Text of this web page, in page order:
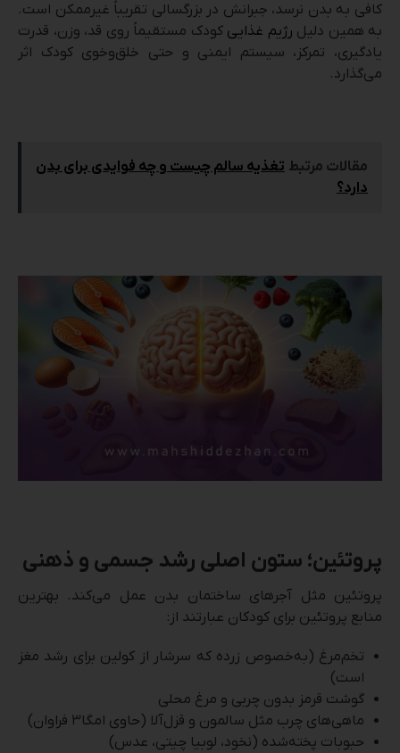
کافی به بدن نرسد، جبرانش در بزرگسالی تقریباً غیرممکن است.
به همین دلیل رژیم غذایی کودک مستقیماً روی قد، وزن، قدرت
یادگیری، تمرکز، سیستم ایمنی و حتی خلق‌وخوی کودک اثر
می‌گذارد.
مقالات مرتبط تغذیه سالم چیست و چه فوایدی برای بدن
دارد؟
پروتئین؛ ستون اصلی رشد جسمی و ذهنی
پروتئین مثل آجرهای ساختمان بدن عمل می‌کند. بهترین
منابع پروتئین برای کودکان عبارتند از:
تخم‌مرغ (به‌خصوص زرده که سرشار از کولین برای رشد مغز
است)
گوشت قرمز بدون چربی و مرغ محلی
ماهی‌های چرب مثل سالمون و قزل‌آلا (حاوی امگا۳ فراوان)
حبوبات پخته‌شده (نخود، لوبیا چیتی، عدس)